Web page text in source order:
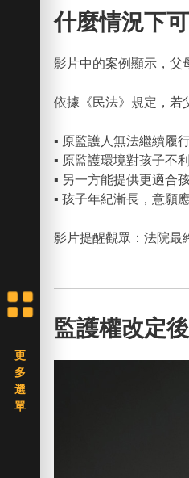
什麼情況下
影片中的案例顯示，父
依據《民法》規定，若
▪ 原監護人無法繼續履
▪ 原監護環境對孩子不
▪ 另一方能提供更適合
▪ 孩子年紀漸長，意願
影片提醒觀眾：法院最
監護權改定